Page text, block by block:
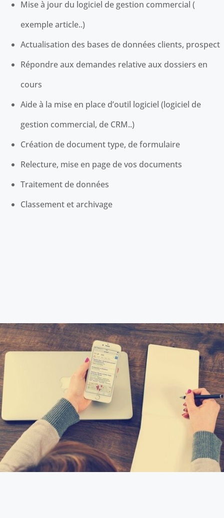
Mise à jour du logiciel de gestion commercial (
exemple article..)
Actualisation des bases de données clients, prospect
Répondre aux demandes relative aux dossiers en
cours
Aide à la mise en place d’outil logiciel (logiciel de
gestion commercial, de CRM..)
Création de document type, de formulaire
Relecture, mise en page de vos documents
Traitement de données
Classement et archivage